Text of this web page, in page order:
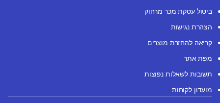
ביטול עסקת מכר מרחוק
הצהרת נגישות
קריאה להחזרת מוצרים
מפת אתר
תשובות לשאלות נפוצות
מועדון לקוחות